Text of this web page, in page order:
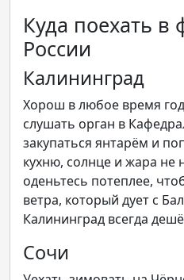
Куда поехать в
России
Калининград
Хорош в любое время
слушать орган в
закупаться янтарём и
кухню, солнце и жара
оденьтесь потеплее,
ветра, который дует с
Калининград всегда
Сочи